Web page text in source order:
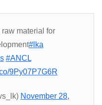
material for
#lka
#ANCL
9Py07P7G6R
November 28,